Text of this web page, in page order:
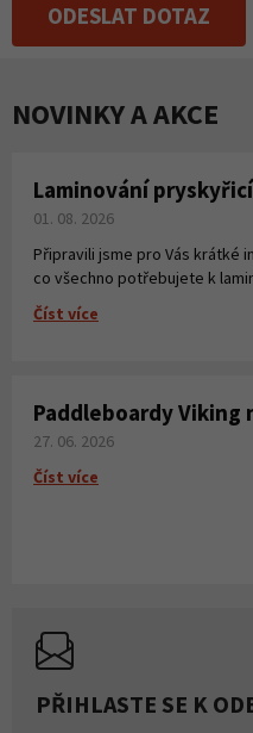
ODESLAT DOTAZ
NOVINKY A AKCE
Laminování
01. 08. 2026
Připravili jsme pro Vás krátké
co všechno potřebujete k
Číst více
Paddleboardy Viking
27. 06. 2026
Číst více
PŘIHLASTE SE K